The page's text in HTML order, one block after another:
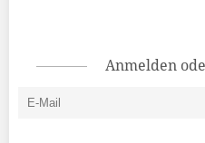
Anmelden